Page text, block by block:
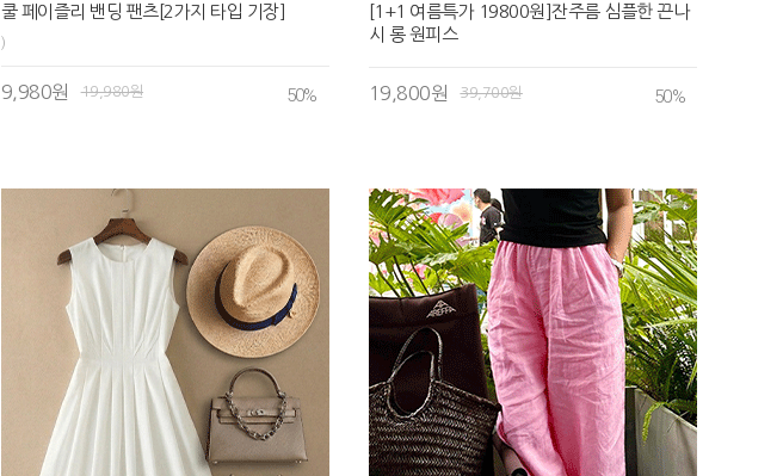
쿨 페이즐리 밴딩 팬츠[2가지 타입 기장]
)
9,980원 19,980원 50%
[1+1 여름특가 19800원]잔주름 심플한 끈나
시 롱 원피스
19,800원 39,700원 50%